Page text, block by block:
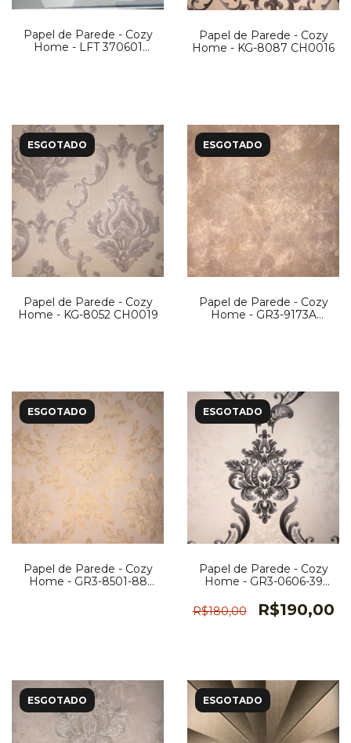
Papel de Parede - Cozy
Home - LFT 370601
Papel de Parede - Cozy
Home - KG-8087 CH0016
ESGOTADO
Papel de Parede - Cozy
Home - KG-8052 CH0019
ESGOTADO
Papel de Parede - Cozy
Home - GR3-9173A
ESGOTADO
Papel de Parede - Cozy
Home - GR3-8501-88
ESGOTADO
Papel de Parede - Cozy
Home - GR3-0606-39
R$180,00
R$190,00
ESGOTADO ESGOTADO